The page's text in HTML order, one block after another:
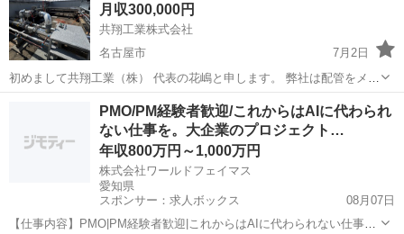
月はまず普通の... 月収300,000円
共翔工業株式会社
名古屋市
7月2日
初めまして共翔工業（株） 代表の花嶋と申します。 弊社は配管をメイ
ンに 鍛冶屋、製缶などの仕事を 愛知県名古屋市でやらせて頂いており
人親方だけど常駐先が定...
その他
PMO/PM経験者歓迎/これからはAIに代わられ
ない仕事を。大企業のプロジェクト…
年収800万円～1,000万円
株式会社ワールドフェイマス
愛知県
スポンサー：求人ボックス
08月07日
【仕事内容】PMO|PM経験者歓迎|これからはAIに代わられない仕事